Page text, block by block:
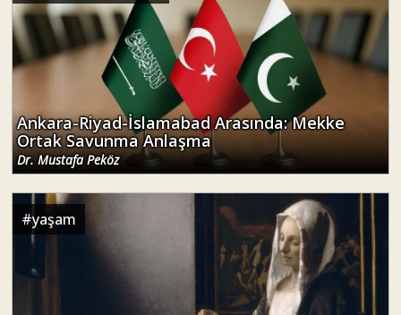
Ankara-Riyad-İslamabad Arasında: Mekke
Ortak Savunma Anlaşma
Dr. Mustafa Peköz
#yaşam